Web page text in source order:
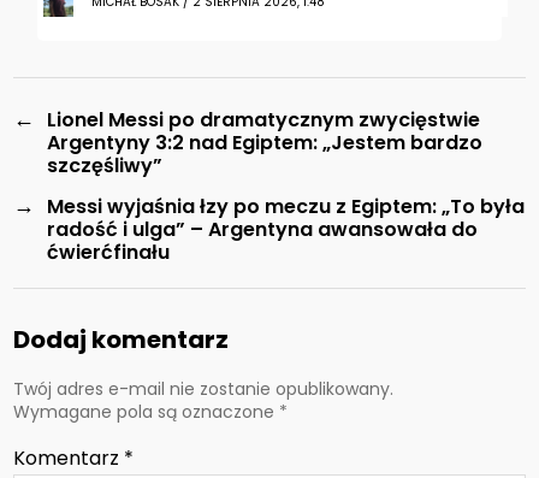
←
Lionel Messi po dramatycznym zwycięstwie
Argentyny 3:2 nad Egiptem: „Jestem bardzo
szczęśliwy”
→
Messi wyjaśnia łzy po meczu z Egiptem: „To była
radość i ulga” – Argentyna awansowała do
ćwierćfinału
Dodaj komentarz
Twój adres e-mail nie zostanie opublikowany.
Wymagane pola są oznaczone *
Komentarz *